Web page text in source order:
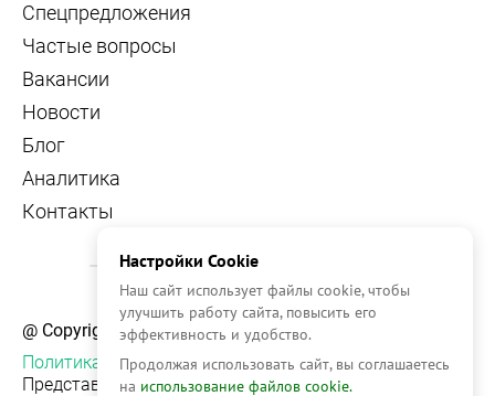
Спецпредложения
Частые вопросы
Вакансии
Новости
Блог
Аналитика
Контакты
@ Copyright, 2026 OFFICE NAVIGATOR
Политика конфиденциальности
Представленная на сайте информация, в т.ч.
Настройки Cookie
Наш сайт использует файлы cookie, чтобы
улучшить работу сайта, повысить его
эффективность и удобство.
Продолжая использовать сайт, вы соглашаетесь
на использование файлов cookie.